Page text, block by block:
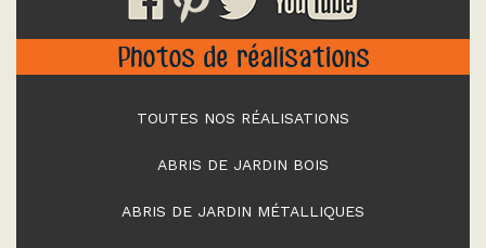
Photos de réalisations
TOUTES NOS RÉALISATIONS
ABRIS DE JARDIN BOIS
ABRIS DE JARDIN MÉTALLIQUES